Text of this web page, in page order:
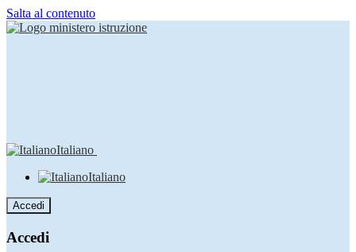
Salta al contenuto
Italiano
Italiano
Accedi
Accedi